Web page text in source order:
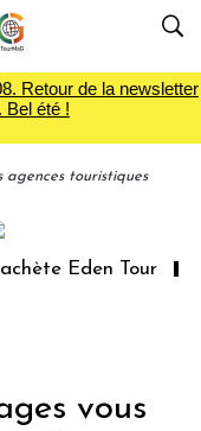
Retour de la newsletter
Bel été !
agences touristiques
Eden Tour
vous